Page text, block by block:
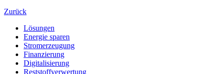
Zurück
Lösungen
Energie sparen
Stromerzeugung
Finanzierung
Digitalisierung
Reststoffverwertung